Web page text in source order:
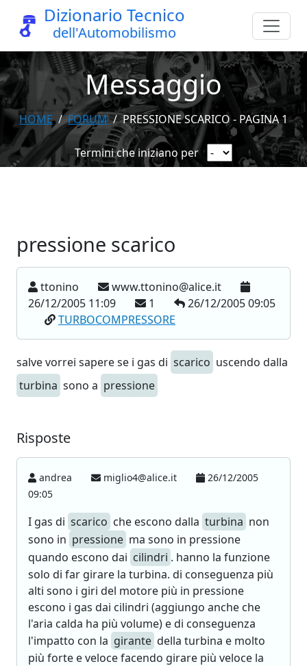
Dizionario Tecnico
dell'Automobilismo
Messaggio
HOME FORUM PRESSIONE SCARICO - PAGINA 1
Termini che iniziano per
pressione scarico
ttonino
www.ttonino@alice.it
26/12/2005 11:09
1
26/12/2005 09:05
TURBOCOMPRESSORE
salve vorrei sapere se i gas di scarico uscendo dalla
turbina sono a pressione
Risposte
andrea miglio4@alice.it
26/12/2005
09:05
I gas di scarico che escono dalla turbina non
sono in pressione ma sono in pressione
quando escono dai cilindri . hanno la funzione
solo di far girare la turbina. di conseguenza più
alti sono i giri del motore più in pressione
escono i gas dai cilindri (aggiungo anche che
l'aria calda ha più volume) e di conseguenza
l'impatto con la girante della turbina e molto
più forte e veloce facendo girare più veloce la